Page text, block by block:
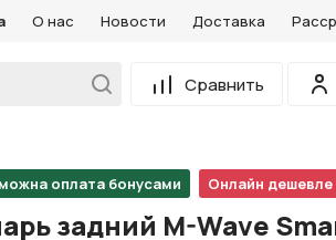
О нас Новости Доставка
Сравнить
оплата бонусами Онлайн дешевле
задний M-Wave